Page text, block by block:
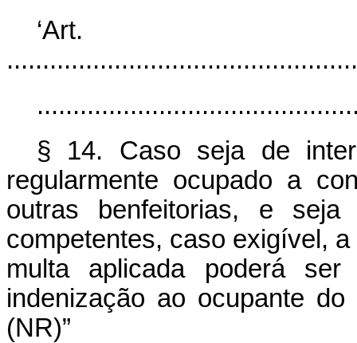
§ 14. Caso seja de
regularmente ocupado a
outras benfeitorias, e seja
competentes, caso exigível,
multa aplicada poderá
indenização ao ocupante
(NR)”